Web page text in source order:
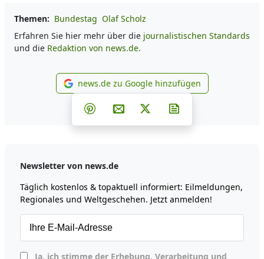
Themen: Bundestag Olaf Scholz
Erfahren Sie hier mehr über die journalistischen Standards
und die Redaktion von news.de.
news.de zu Google
news.de zu Google hinzufügen
Teilen auf Facebook
Teilen auf Whatsapp
Teilen auf Telegram
Teilen auf Pinterest
Per E-Mail teilen
Post auf X
Newsletter von news.de
Täglich kostenlos & topaktuell informiert: Eilmeldungen,
Regionales und Weltgeschehen. Jetzt anmelden!